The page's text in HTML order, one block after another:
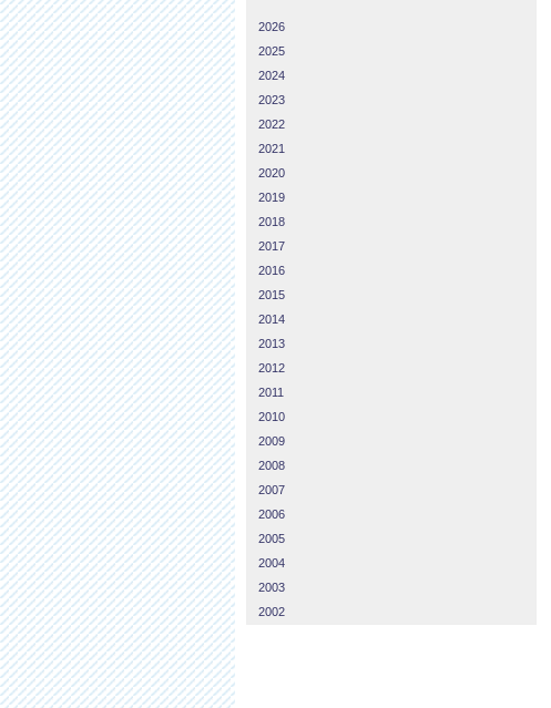
2026
2025
2024
2023
2022
2021
2020
2019
2018
2017
2016
2015
2014
2013
2012
2011
2010
2009
2008
2007
2006
2005
2004
2003
2002